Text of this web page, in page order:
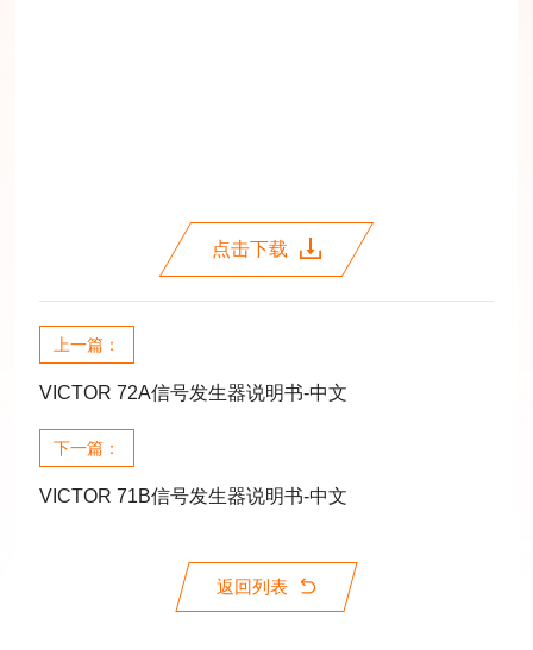
点击下载
上一篇：
VICTOR 72A信号发生器说明书-中文
下一篇：
VICTOR 71B信号发生器说明书-中文
返回列表